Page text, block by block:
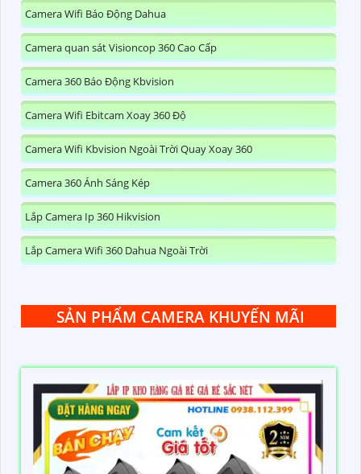
Camera Wifi Báo Động Dahua
Camera quan sát Visioncop 360 Cao Cấp
Camera 360 Báo Động Kbvision
Camera Wifi Ebitcam Xoay 360 Độ
Camera Wifi Kbvision Ngoài Trời Quay Xoay 360
Camera 360 Ánh Sáng Kép
Lắp Camera Ip 360 Hikvision
Lắp Camera Wifi 360 Dahua Ngoài Trời
SẢN PHẨM CAMERA KHUYẾN MÃI